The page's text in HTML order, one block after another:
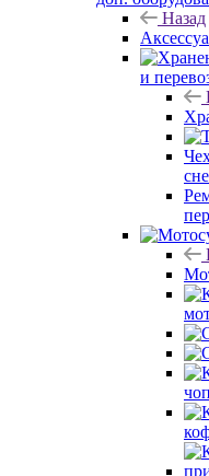
Назад
и